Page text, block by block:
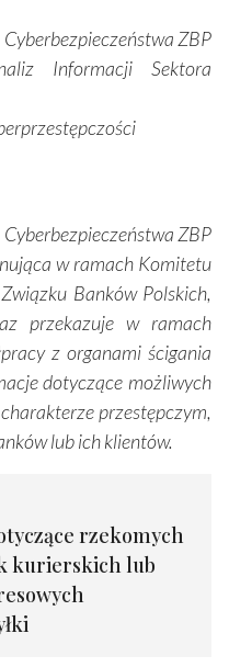
ZBP
Informacji Sektora
ZBP
w ramach Komitetu
Banków Polskich,
przekazuje w ramach
z organami ścigania
dotyczące możliwych
przestępczym,
lub ich klientów.
rzekomych
kurierskich lub